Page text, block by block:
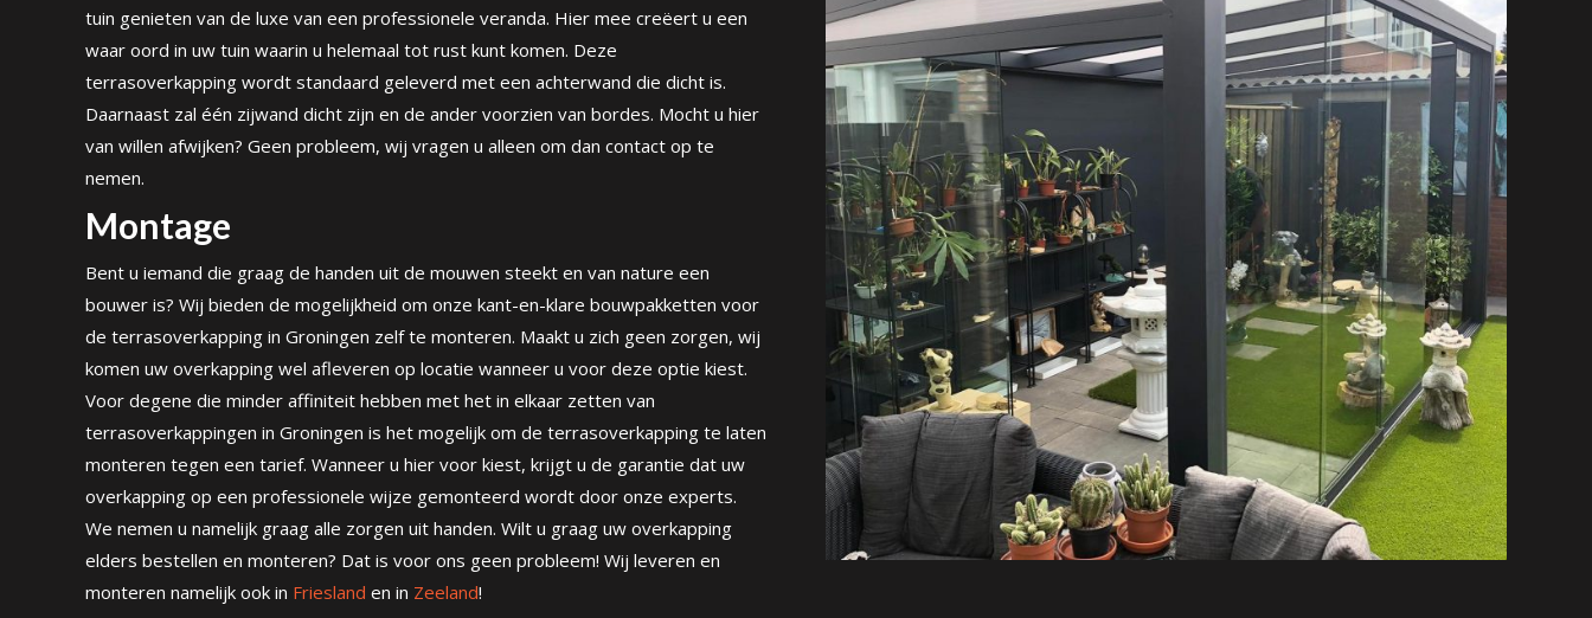
tuin genieten van de luxe van een professionele veranda. Hier mee creëert u een
waar oord in uw tuin waarin u helemaal tot rust kunt komen. Deze
terrasoverkapping wordt standaard geleverd met een achterwand die dicht is.
Daarnaast zal één zijwand dicht zijn en de ander voorzien van bordes. Mocht u hier
van willen afwijken? Geen probleem, wij vragen u alleen om dan contact op te
nemen.
Montage
Bent u iemand die graag de handen uit de mouwen steekt en van nature een
bouwer is? Wij bieden de mogelijkheid om onze kant-en-klare bouwpakketten voor
de terrasoverkapping in Groningen zelf te monteren. Maakt u zich geen zorgen, wij
komen uw overkapping wel afleveren op locatie wanneer u voor deze optie kiest.
Voor degene die minder affiniteit hebben met het in elkaar zetten van
terrasoverkappingen in Groningen is het mogelijk om de terrasoverkapping te laten
monteren tegen een tarief. Wanneer u hier voor kiest, krijgt u de garantie dat uw
overkapping op een professionele wijze gemonteerd wordt door onze experts.
We nemen u namelijk graag alle zorgen uit handen. Wilt u graag uw overkapping
elders bestellen en monteren? Dat is voor ons geen probleem! Wij leveren en
monteren namelijk ook in Friesland en in Zeeland!